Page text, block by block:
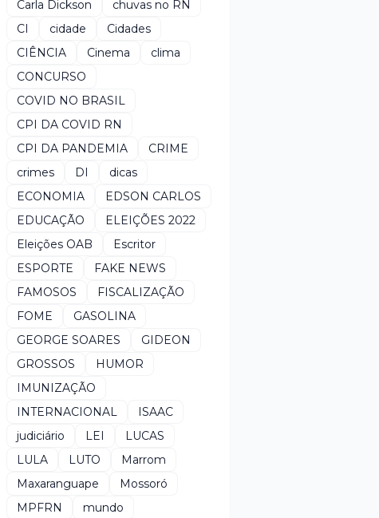
Carla Dickson
chuvas no RN
CI
cidade
Cidades
CIÊNCIA
Cinema
clima
CONCURSO
COVID NO BRASIL
CPI DA COVID RN
CPI DA PANDEMIA
CRIME
crimes
DI
dicas
ECONOMIA
EDSON CARLOS
EDUCAÇÃO
ELEIÇÕES 2022
Eleições OAB
Escritor
ESPORTE
FAKE NEWS
FAMOSOS
FISCALIZAÇÃO
FOME
GASOLINA
GEORGE SOARES
GIDEON
GROSSOS
HUMOR
IMUNIZAÇÃO
INTERNACIONAL
ISAAC
judiciário
LEI
LUCAS
LULA
LUTO
Marrom
Maxaranguape
Mossoró
MPFRN
mundo